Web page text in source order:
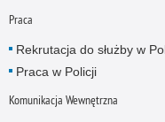
Praca
Rekrutacja do służby w
Praca w Policji
Komunikacja Wewnętrzna